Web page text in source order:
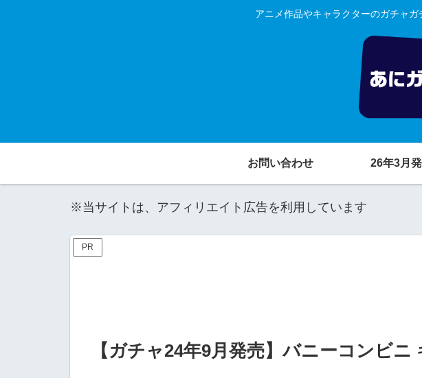
アニメ作品やキャラクターのガチャ
お問い合わせ 26年3月
※当サイトは、アフィリエイト広告を利用しています
PR
【ガチャ24年9月発売】バニーコンビ